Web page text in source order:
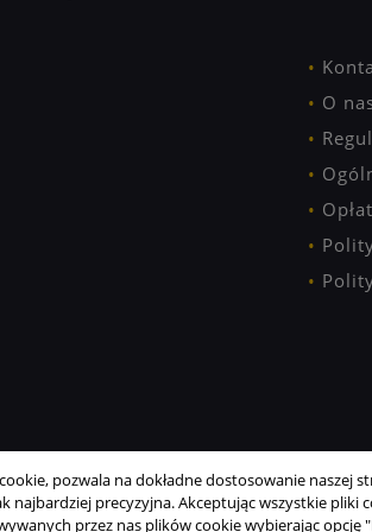
O
pozwala na dokładne dostosowanie naszej
najbardziej precyzyjna. Akceptując wszystkie pliki
przez nas plików cookie wybierając opcję